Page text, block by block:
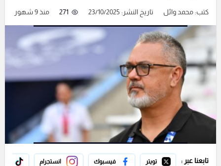
كتب:محمد وائل تاريخ النشر: 23/10/2025 271 منذ 9 شهور
تابعنا عبر : تويتر فيسبوك انستجرام